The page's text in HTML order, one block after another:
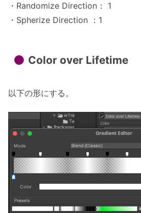
・Randomize Direction： 1
・Spherize Direction ：1
Color over Lifetime
以下の形にする。